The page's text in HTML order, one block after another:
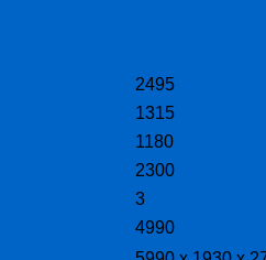
2495
1315
1180
2300
3
4990